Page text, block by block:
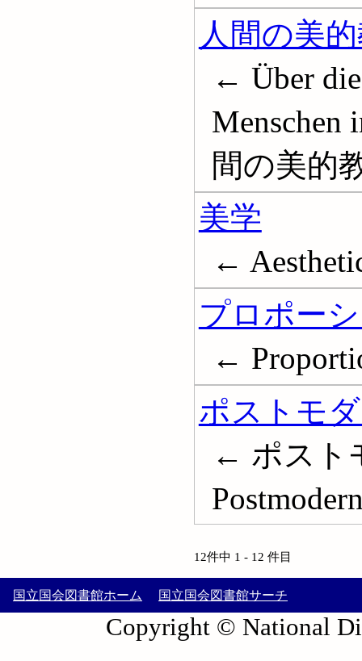
人間の美
← Über die
Menschen
間の美的
美学
←
プロポー
←
ポストモ
← ポスト
12件中 1 - 12 件目
国立国会図書館ホーム 国立国会図書館サーチ
Copyright © National